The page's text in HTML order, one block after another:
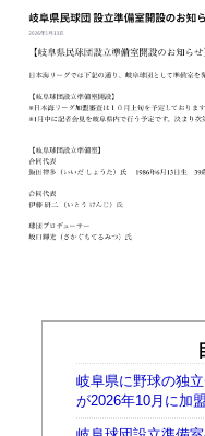
岐阜県に野球の独
が2026年10月に加